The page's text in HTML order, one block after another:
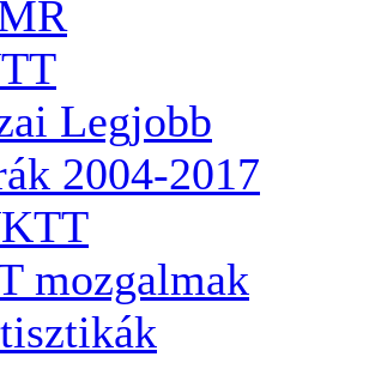
Legjobb
2004-2017
mozgalmak